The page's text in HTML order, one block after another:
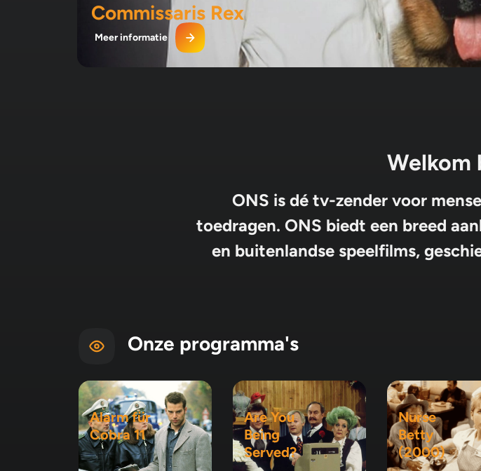
Commissaris Rex
Meer informatie
Welkom
ONS is dé tv-zender voor
toedragen. ONS biedt een breed
en buitenlandse speelfilms,
Onze programma's
Alarm für
Cobra 11
Are You
Being
Served?
Nurse
Betty
(2000)